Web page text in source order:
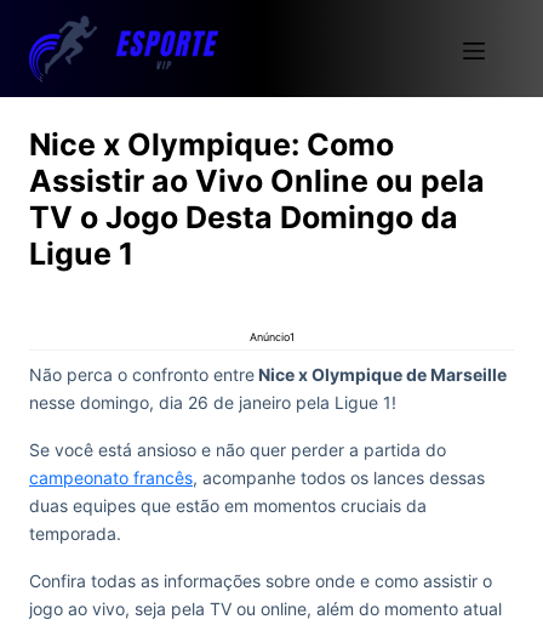
Nice x Olympique: Como
Assistir ao Vivo Online ou pela
TV o Jogo Desta Domingo da
Ligue 1
Anúncio1
Não perca o confronto entreNice x Olympique de Marseille
nesse domingo, dia 26 de janeiro pela Ligue 1!
Se você está ansioso e não quer perder a partida do
campeonato francês, acompanhe todos os lances dessas
duas equipes que estão em momentos cruciais da
temporada.
Confira todas as informações sobre onde e como assistir o
jogo ao vivo, seja pela TV ou online, além do momento atual